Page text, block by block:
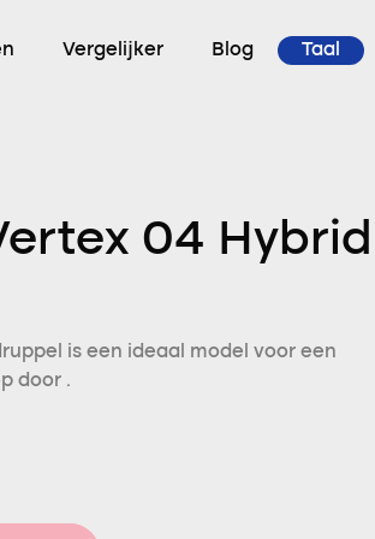
Vergelijker Blog Taal
04 Hybrid
is een ideaal model voor een
door .